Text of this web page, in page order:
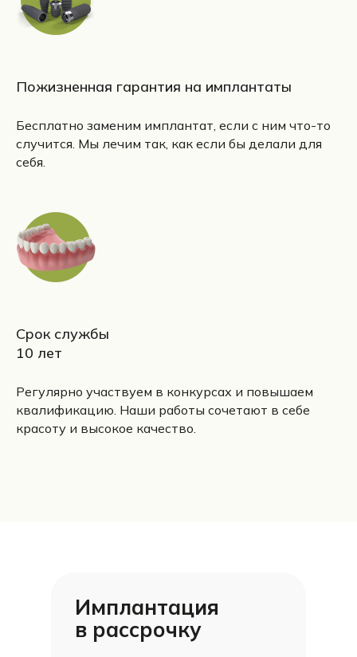
Пожизненная гарантия на имплантаты
Бесплатно заменим имплантат, если с ним что-то
случится. Мы лечим так, как если бы делали для
себя.
Срок службы
10 лет
Регулярно участвуем в конкурсах и повышаем
квалификацию. Наши работы сочетают в себе
красоту и высокое качество.
Имплантация
в рассрочку